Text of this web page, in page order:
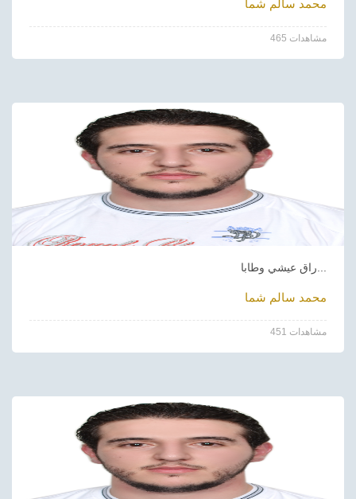
محمد سالم شما
465 مشاهدات
محمد سالم شما
451 مشاهدات